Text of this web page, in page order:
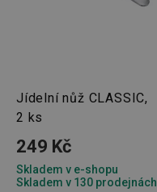
Jídelní nůž CLASSIC,
2 ks
249 Kč
Skladem v e-shopu
Skladem v 130 prodejnách